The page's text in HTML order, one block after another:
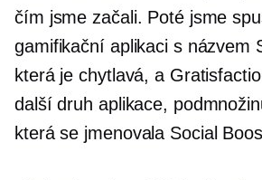
čím jsme začali. Poté jsme
gamifikační aplikaci s názvem
která je chytlavá, a
další druh aplikace,
která se jmenovala Social